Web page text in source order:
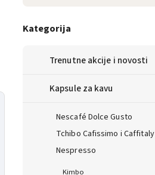
Kategorija
Trenutne akcije i novosti
Kapsule za kavu
Nescafé Dolce Gusto
Tchibo Cafissimo i Caffitaly
Nespresso
Kimbo